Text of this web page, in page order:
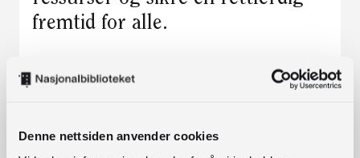
Denne nettsiden anvender cookies
fremtid for alle.